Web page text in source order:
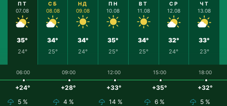
ПТ
07.08
35°
24°
СБ
08.08
34°
25°
НД
09.08
34°
24°
ПН
10.08
35°
25°
ВТ
11.08
34°
25°
СР
12.08
32°
24°
ЧТ
13.08
33°
23°
06:00
+24°
5 %
09:00
+28°
4 %
12:00
+33°
14 %
15:00
+35°
6 %
18:00
+32°
5 %